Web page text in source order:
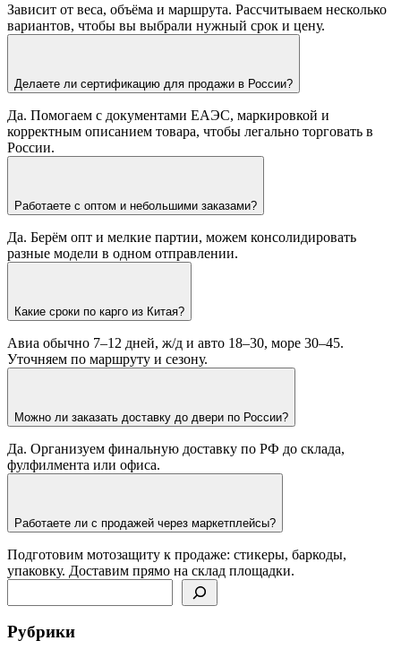
Зависит от веса, объёма и маршрута. Рассчитываем несколько
вариантов, чтобы вы выбрали нужный срок и цену.
Делаете ли сертификацию для продажи в России?
Да. Помогаем с документами ЕАЭС, маркировкой и
корректным описанием товара, чтобы легально торговать в
России.
Работаете с оптом и небольшими заказами?
Да. Берём опт и мелкие партии, можем консолидировать
разные модели в одном отправлении.
Какие сроки по карго из Китая?
Авиа обычно 7–12 дней, ж/д и авто 18–30, море 30–45.
Уточняем по маршруту и сезону.
Можно ли заказать доставку до двери по России?
Да. Организуем финальную доставку по РФ до склада,
фулфилмента или офиса.
Работаете ли с продажей через маркетплейсы?
Подготовим мотозащиту к продаже: стикеры, баркоды,
упаковку. Доставим прямо на склад площадки.
Рубрики